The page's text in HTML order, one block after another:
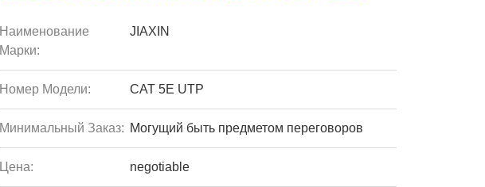
Наименование
Марки:
JIAXIN
Номер Модели: CAT 5E UTP
Минимальный Заказ: Могущий быть предметом переговоров
Цена: negotiable